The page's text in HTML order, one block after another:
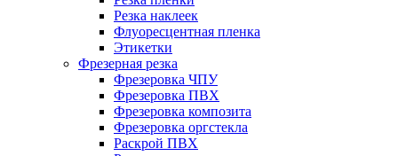
Резка наклеек
Флуоресцентная пленка
Этикетки
Фрезерная резка
Фрезеровка ЧПУ
Фрезеровка ПВХ
Фрезеровка композита
Фрезеровка оргстекла
Раскрой ПВХ